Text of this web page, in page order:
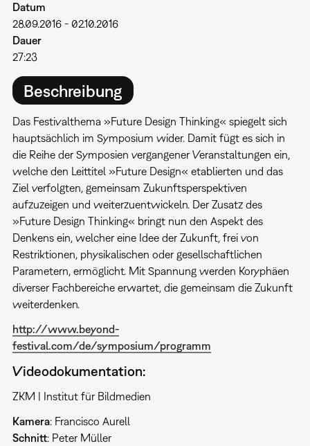
Datum
28.09.2016- 02.10.2016
Dauer
27:23
Beschreibung
Das Festivalthema »Future Design Thinking« spiegelt sich
hauptsächlich im Symposium wider. Damit fügt es sich in
die Reihe der Symposien vergangener Veranstaltungen ein,
welche den Leittitel »Future Design« etablierten und das
Ziel verfolgten, gemeinsam Zukunftsperspektiven
aufzuzeigen und weiterzuentwickeln. Der Zusatz des
»Future Design Thinking« bringt nun den Aspekt des
Denkens ein, welcher eine Idee der Zukunft, frei von
Restriktionen, physikalischen oder gesellschaftlichen
Parametern, ermöglicht. Mit Spannung werden Koryphäen
diverser Fachbereiche erwartet, die gemeinsam die Zukunft
weiterdenken.
http://www.beyond-
festival.com/de/symposium/programm
Videodokumentation:
ZKM | Institut für Bildmedien
Kamera: Francisco Aurell
Schnitt: Peter Müller